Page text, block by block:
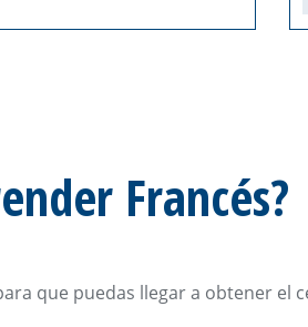
Francés?
que puedas llegar a obtener el